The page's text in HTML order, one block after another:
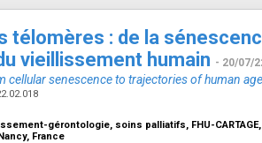
télomères : de la
vieillissement humain - 20/07/
cellular senescence to trajectories of human
gérontologie, soins palliatifs, FHU-CARTAGE,
France